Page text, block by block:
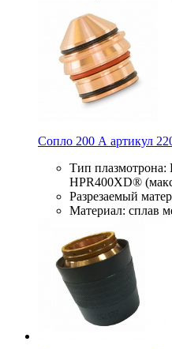
Сопло 200 А артикул
Тип
HPR400XD®
Разрезаемый
Материал: сплав